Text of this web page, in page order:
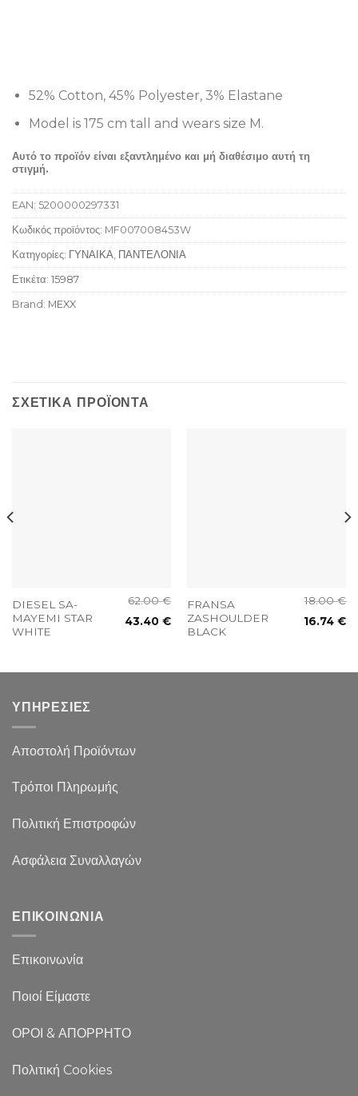
52% Cotton, 45% Polyester, 3% Elastane
Model is 175 cm tall and wears size M.
Αυτό το προϊόν είναι εξαντλημένο και μή διαθέσιμο αυτή τη
στιγμή.
EAN: 5200000297331
Κωδικός προϊόντος: MF007008453W
Κατηγορίες: ΓΥΝΑΙΚΑ ΠΑΝΤΕΛΟΝΙΑ
Ετικέτα: 15987
Brand: MEXX
ΣΧΕΤΙΚΆ ΠΡΟΪΌΝΤΑ
DIESEL SA-
MAYEMI STAR
WHITE
62.00€
43.40€
FRANSA
ZASHOULDER
BLACK
18.00€
16.74€
ΥΠΗΡΕΣΙΕΣ
Αποστολή Προϊόντων
Τρόποι Πληρωμής
Πολιτική Επιστροφών
Ασφάλεια Συναλλαγών
ΕΠΙΚΟΙΝΩΝΙΑ
Επικοινωνία
Ποιοί Είμαστε
ΟΡΟΙ & ΑΠΟΡΡΗΤΟ
Πολιτική Cookies